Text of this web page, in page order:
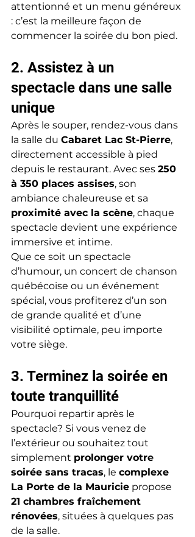
attentionné et un menu généreux
: c’est la meilleure façon de
commencer la soirée du bon pied.
2. Assistez à un
spectacle dans une salle
unique
Après le souper, rendez-vous dans
la salle du Cabaret Lac St-Pierre,
directement accessible à pied
depuis le restaurant. Avec ses 250
à 350 places assises, son
ambiance chaleureuse et sa
proximité avec la scène, chaque
spectacle devient une expérience
immersive et intime.
Que ce soit un spectacle
d’humour, un concert de chanson
québécoise ou un événement
spécial, vous profiterez d’un son
de grande qualité et d’une
visibilité optimale, peu importe
votre siège.
3. Terminez la soirée en
toute tranquillité
Pourquoi repartir après le
spectacle? Si vous venez de
l’extérieur ou souhaitez tout
simplement prolonger votre
soirée sans tracas, le complexe
La Porte de la Mauricie propose
21 chambres fraîchement
rénovées, situées à quelques pas
de la salle.